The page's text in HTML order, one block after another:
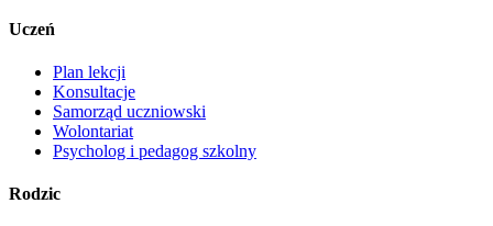
Uczeń
Plan lekcji
Konsultacje
Samorząd uczniowski
Wolontariat
Psycholog i pedagog szkolny
Rodzic